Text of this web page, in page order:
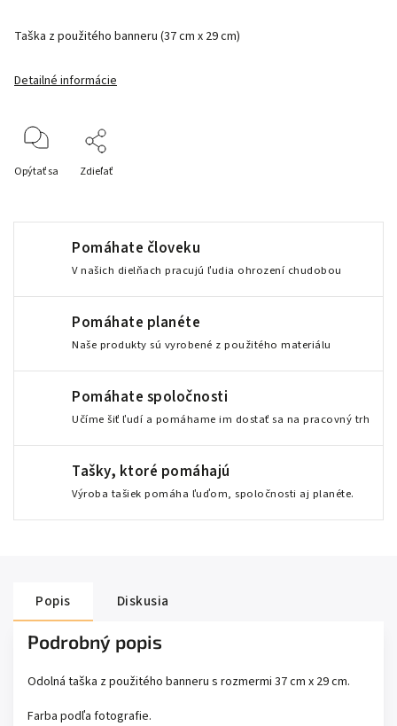
Taška z použitého banneru (37 cm x 29 cm)
Detailné informácie
Opýtať sa Zdieľať
Pomáhate človeku
V našich dielňach pracujú ľudia ohrození chudobou
Pomáhate planéte
Naše produkty sú vyrobené z použitého materiálu
Pomáhate spoločnosti
Učíme šiť ľudí a pomáhame im dostať sa na pracovný trh
Tašky, ktoré pomáhajú
Výroba tašiek pomáha ľuďom, spoločnosti aj planéte.
Popis Diskusia
Podrobný popis
Odolná taška z použitého banneru s rozmermi 37 cm x 29 cm.
Farba podľa fotografie.